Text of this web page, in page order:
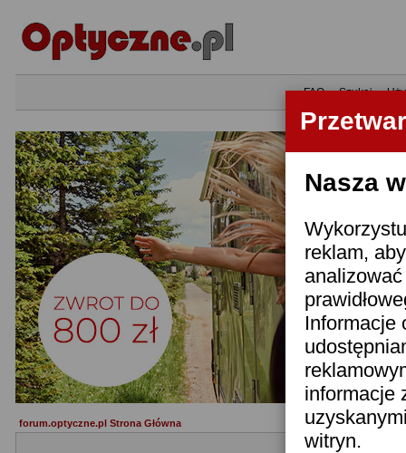
Nasza
reklam,
Informacje
informacje
witryn.
•FAQ•Szukaj•
forum.optyczne.pl Strona Główna